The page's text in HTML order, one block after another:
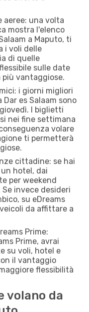
una volta
mostra l'elenco
a Maputo, ti
i voli delle
di quelle
sulle date
vantaggiose.
i giorni migliori
es Salaam sono
I biglietti
nei fine settimana
volare
ti permetterà
cittadine: se hai
hotel, dai
per weekend
invece desideri
su eDreams
da affittare a
Prime:
Prime, avrai
su voli, hotel e
il vantaggio
flessibilità
volano da